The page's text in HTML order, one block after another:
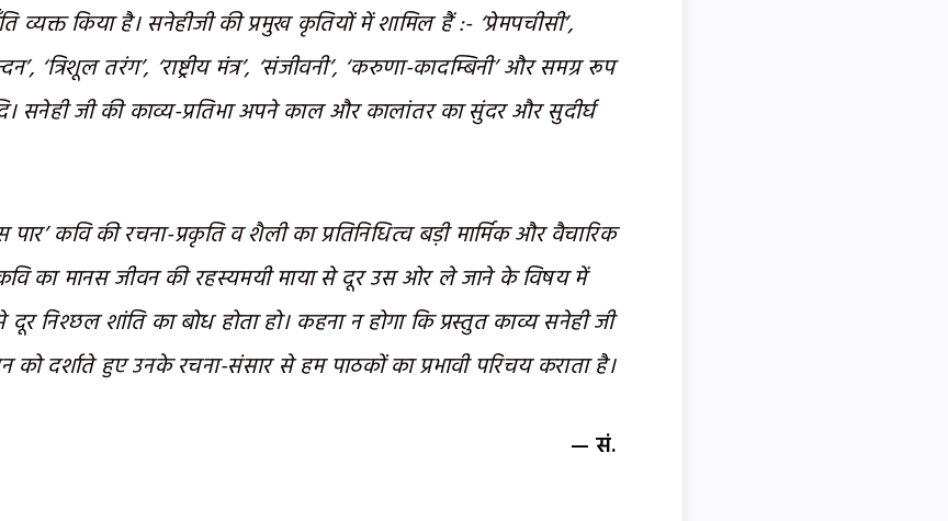
व्यक्त किया है। सनेहीजी की प्रमुख कृतियों में शामिल हैं :- ‘प्रेमपचीसी’,
‘त्रिशूल तरंग’, ‘राष्ट्रीय मंत्र’, ‘संजीवनी’, ‘करुणा-कादम्बिनी’ और समग्र रूप
सनेही जी की काव्य-प्रतिभा अपने काल और कालांतर का सुंदर और सुदीर्घ
पार’ कवि की रचना-प्रकृति व शैली का प्रतिनिधित्व बड़ी मार्मिक और वैचारिक
का मानस जीवन की रहस्यमयी माया से दूर उस ओर ले जाने के विषय में
निश्छल शांति का बोध होता हो। कहना न होगा कि प्रस्तुत काव्य सनेही जी
दर्शाते हुए उनके रचना-संसार से हम पाठकों का प्रभावी परिचय कराता है।
— सं.